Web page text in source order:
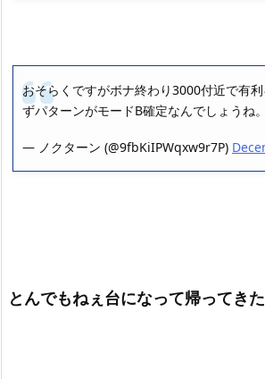
おそらくですがボナ終わり3000付近で有
ずパターンがモードB確定なんでしょうね。
— ノクターン (@9fbKiIPWqxw9r7P)
とんでもねぇ台になって帰ってきた